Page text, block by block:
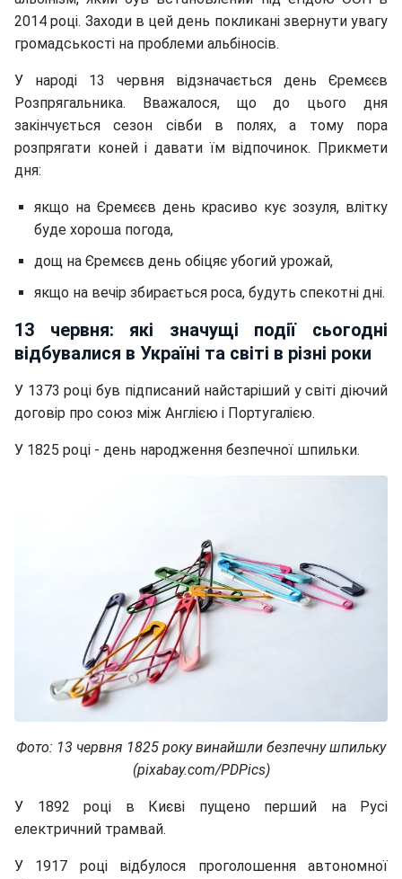
2014 році. Заходи в цей день покликані звернути увагу
громадськості на проблеми альбіносів.
У народі 13 червня відзначається день Єремєєв
Розпрягальника. Вважалося, що до цього дня
закінчується сезон сівби в полях, а тому пора
розпрягати коней і давати їм відпочинок. Прикмети
дня:
якщо на Єремєєв день красиво кує зозуля, влітку
буде хороша погода,
дощ на Єремєєв день обіцяє убогий урожай,
якщо на вечір збирається роса, будуть спекотні дні.
13 червня: які значущі події сьогодні
відбувалися в Україні та світі в різні роки
У 1373 році був підписаний найстаріший у світі діючий
договір про союз між Англією і Португалією.
У 1825 році - день народження безпечної шпильки.
Фото: 13 червня 1825 року винайшли безпечну шпильку
(pixabay.com/PDPics)
У 1892 році в Києві пущено перший на Русі
електричний трамвай.
У 1917 році відбулося проголошення автономної